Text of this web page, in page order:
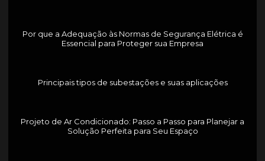
Por que a Adequação às Normas de Segurança Elétrica é
Essencial para Proteger sua Empresa
Principais tipos de subestações e suas aplicações
Projeto de Ar Condicionado: Passo a Passo para Planejar a
Solução Perfeita para Seu Espaço